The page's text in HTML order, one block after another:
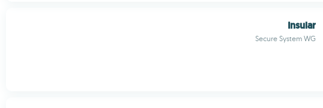
Insular
Secure System WG